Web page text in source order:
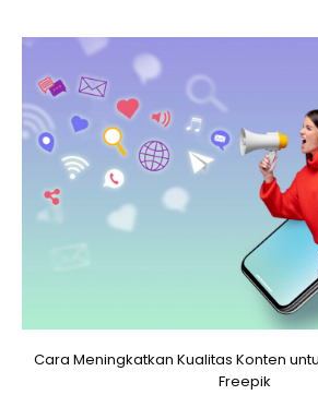
Cara Meningkatkan Kualitas Konten
Freepik